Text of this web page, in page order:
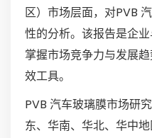
区）市场层面，对PVB
性的分析。该报告是企
掌握市场竞争力与发展
效工具。
PVB 汽车玻璃膜市场研
东、华南、华北、华中